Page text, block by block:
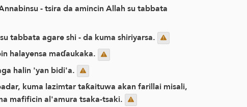
- tsira da amincin Allah su tabbata
tabbata agare shi - da kuma shiriyarsa.
halayensa maɗaukaka.
halin 'yan bidi'a.
kuma lazimtar taƙaituwa akan farillai misali,
mafificin al'amura tsaka-tsaki.